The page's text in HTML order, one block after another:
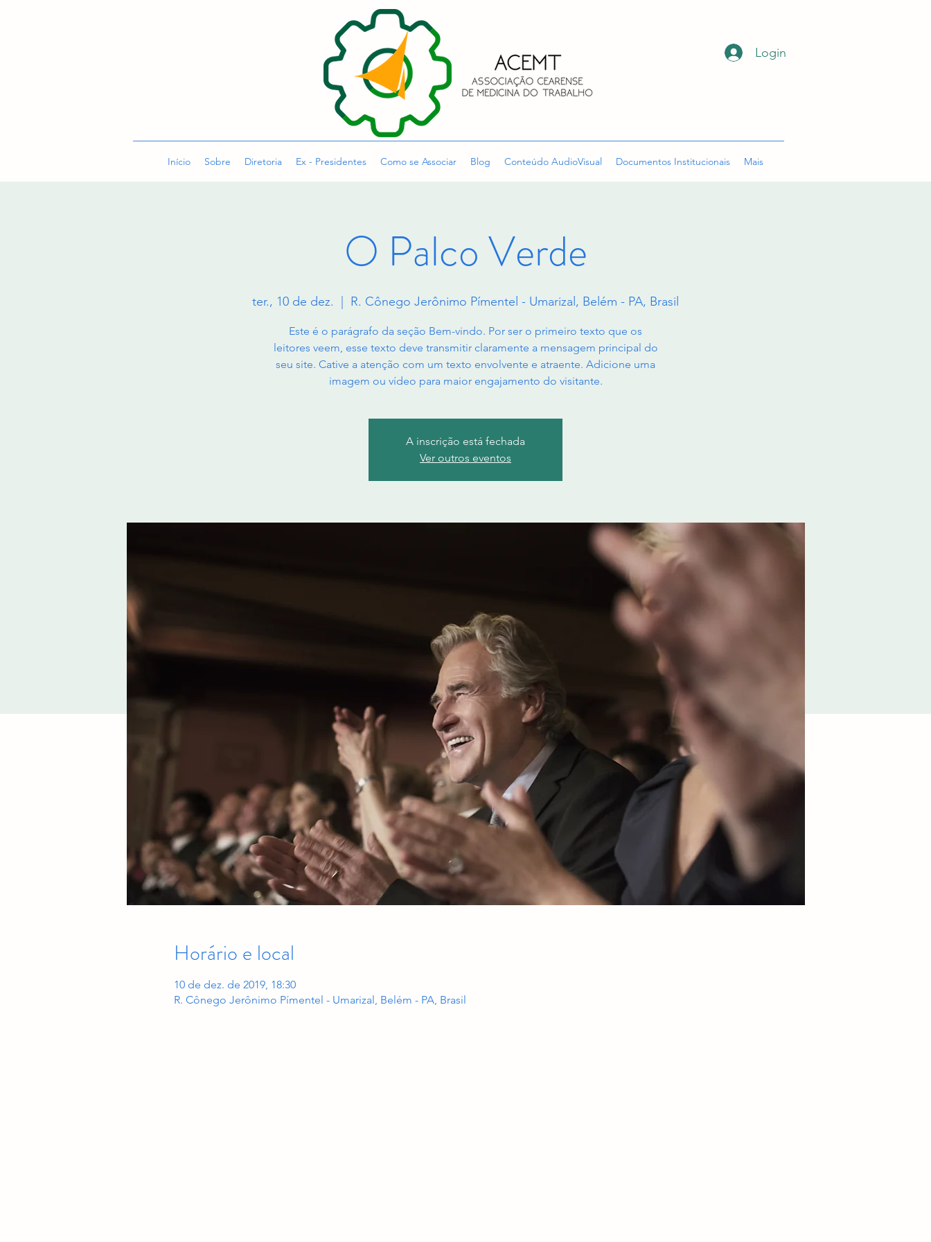
Login
Início Sobre Diretoria Ex - Presidentes Como se Associar Blog Conteúdo AudioVisual Documentos Institucionais Mais
O Palco Verde
ter., 10 de dez. R. Cônego Jerônimo Pímentel - Umarizal, Belém - PA, Brasil
Este é o parágrafo da seção Bem-vindo. Por ser o primeiro texto que os
leitores veem, esse texto deve transmitir claramente a mensagem principal do
seu site. Cative a atenção com um texto envolvente e atraente. Adicione uma
imagem ou vídeo para maior engajamento do visitante.
A inscrição está fechada
Ver outros eventos
Horário e local
10 de dez. de 2019, 18:30
R. Cônego Jerônimo Pímentel - Umarizal, Belém - PA, Brasil